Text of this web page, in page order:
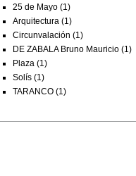
25 de Mayo (1)
Arquitectura (1)
Circunvalación (1)
DE ZABALA Bruno Mauricio (1)
Plaza (1)
Solís (1)
TARANCO (1)